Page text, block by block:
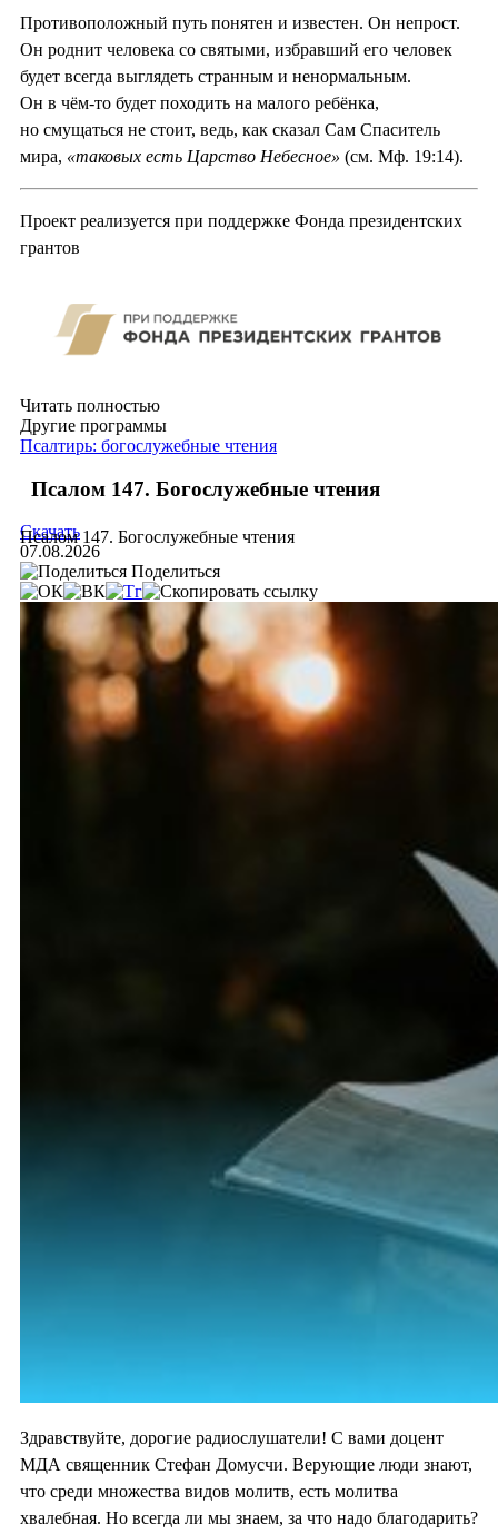
Противоположный путь понятен и известен. Он непрост.
Он роднит человека со святыми, избравший его человек
будет всегда выглядеть странным и ненормальным.
Он в чём-то будет походить на малого ребёнка,
но смущаться не стоит, ведь, как сказал Сам Спаситель
мира, «таковых есть Царство Небесное» (см. Мф. 19:14).
Проект реализуется при поддержке Фонда президентских
грантов
Читать полностью
Другие программы
Псалтирь: богослужебные чтения
Псалом 147. Богослужебные чтения
Псалом 147. Богослужебные чтения
Скачать
07.08.2026
Поделиться
Здравствуйте, дорогие радиослушатели! С вами доцент
МДА священник Стефан Домусчи. Верующие люди знают,
что среди множества видов молитв, есть молитва
хвалебная. Но всегда ли мы знаем, за что надо благодарить?